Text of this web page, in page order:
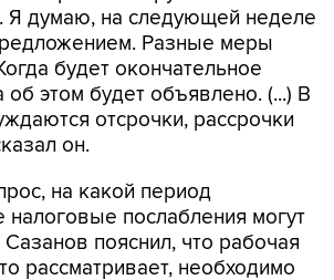
Я думаю, на следующей неделе
Разные меры
будет окончательное
об этом будет объявлено. (...) В
отсрочки, рассрочки
он.
на какой период
налоговые послабления могут
пояснил, что рабочая
рассматривает, необходимо